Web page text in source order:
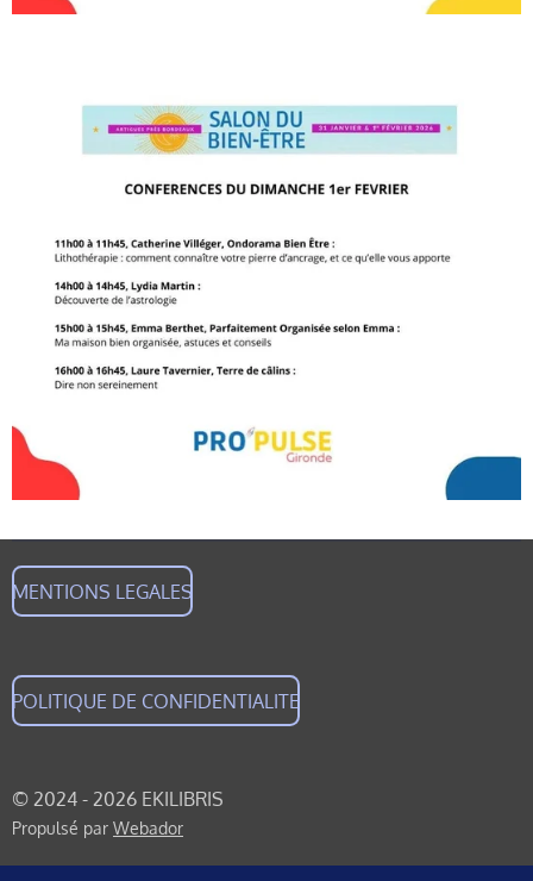
MENTIONS LEGALES
POLITIQUE DE CONFIDENTIALITE
© 2024 - 2026 EKILIBRIS
Propulsé par Webador